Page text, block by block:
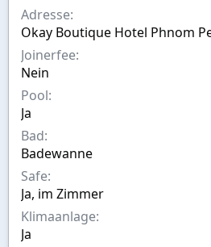
t
e
l
l
v
o
h
Adresse
Okay Boutique Hotel Phnom
Joinerfee
Nein
Pool
Ja
Bad
Badewanne
Safe
Ja, im Zimmer
Klimaanlage
Ja